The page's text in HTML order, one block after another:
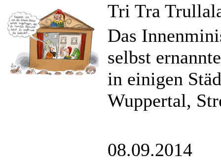
Tri Tra
Das
selbst
in einigen
Wuppertal,
08.09.2014